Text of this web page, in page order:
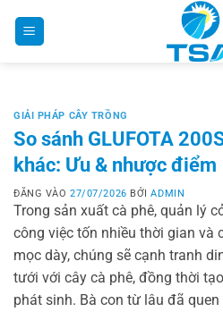
GIẢI PHÁP CÂY TRỒNG
So sánh GLUFOTA
khác: Ưu & nhược điểm
ĐĂNG VÀO27/07/2026 BỞIADMIN
Trong sản xuất cà phê, quản lý
công việc tốn nhiều thời gian và
mọc dày, chúng sẽ cạnh tranh
tưới với cây cà phê, đồng thời
phát sinh. Bà con từ lâu đã